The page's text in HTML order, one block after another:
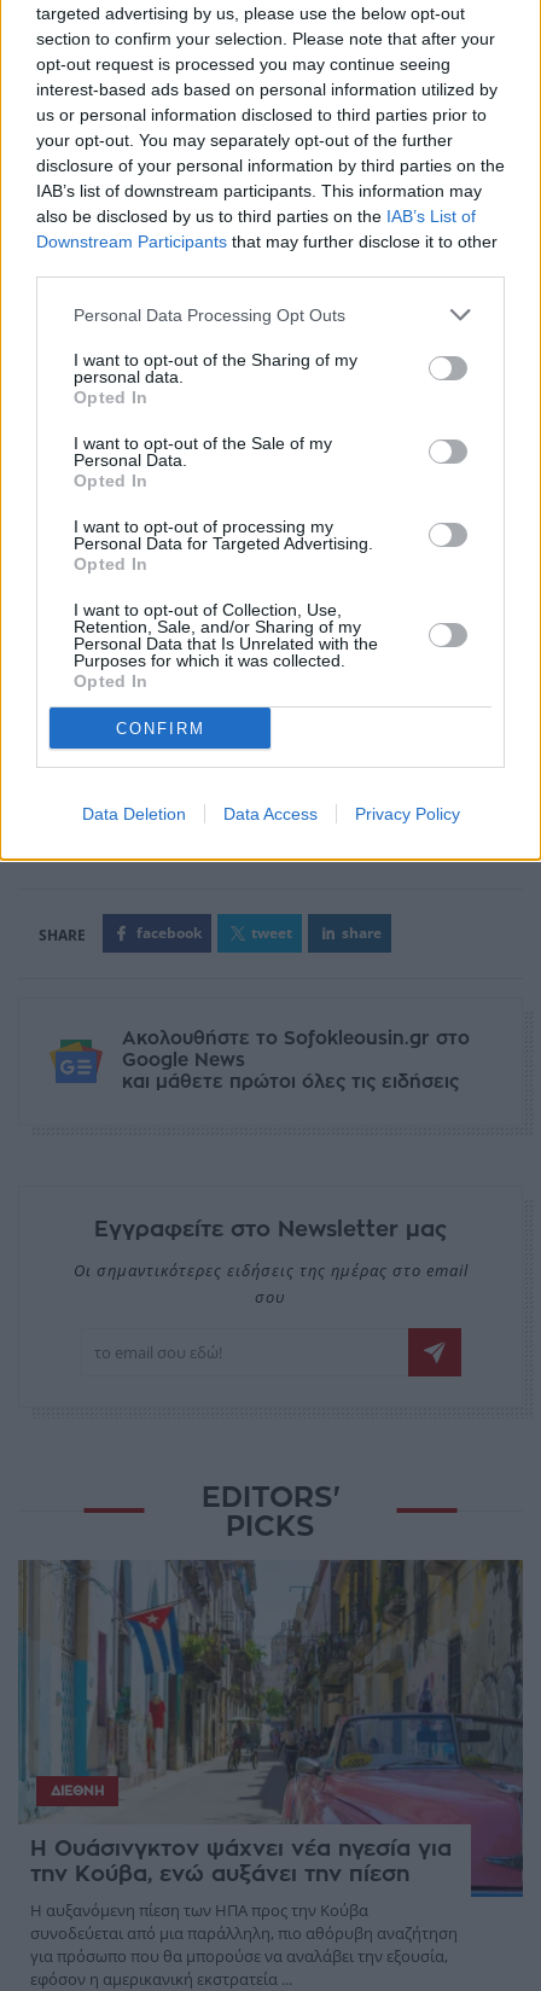
targeted advertising by us, please use the below opt-out
section to confirm your selection. Please note that after your
opt-out request is processed you may continue seeing
interest-based ads based on personal information utilized by
us or personal information disclosed to third parties prior to
your opt-out. You may separately opt-out of the further
disclosure of your personal information by third parties on the
IAB’s list of downstream participants. This information may
also be disclosed by us to third parties on the IAB’s List of
Downstream Participants that may further disclose it to other
Personal Data Processing Opt Outs
I want to opt-out of the Sharing of my
personal data.
Opted In
I want to opt-out of the Sale of my
Personal Data.
Opted In
I want to opt-out of processing my
Personal Data for Targeted Advertising.
Opted In
I want to opt-out of Collection, Use,
Retention, Sale, and/or Sharing of my
Personal Data that Is Unrelated with the
Purposes for which it was collected.
Opted In
CONFIRM
Data Deletion Data Access Privacy Policy
facebook tweet share
Ακολουθήστε το Sofokleousin.gr στο
Google News
και μάθετε πρώτοι όλες τις ειδήσεις
Εγγραφείτε στο Newsletter μας
Οι σημαντικότερες ειδήσεις της ημέρας στο email
σου
EDITORS'
PICKS
ΔΙΕΘΝΉ
Η Ουάσινγκτον ψάχνει νέα ηγεσία για
την Κούβα, ενώ αυξάνει την πίεση
Η αυξανόμενη πίεση των ΗΠΑ προς την Κούβα
συνοδεύεται από μια παράλληλη, πιο αθόρυβη αναζήτηση
για πρόσωπο που θα μπορούσε να αναλάβει την εξουσία,
εφόσον η αμερικανική εκστρατεία ...